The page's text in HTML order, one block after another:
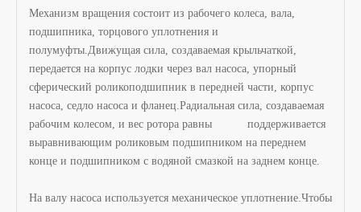
Механизм вращения состоит из рабочего колеса, вала,
подшипника, торцового уплотнения и
полумуфты.Движущая сила, создаваемая крыльчаткой,
передается на корпус лодки через вал насоса, упорный
сферический роликоподшипник в передней части, корпус
насоса, седло насоса и фланец.Радиальная сила, создаваемая
рабочим колесом, и вес ротора равны поддерживается
выравнивающим роликовым подшипником на переднем
конце и подшипником с водяной смазкой на заднем конце.
На валу насоса используется механическое уплотнение.Чтобы